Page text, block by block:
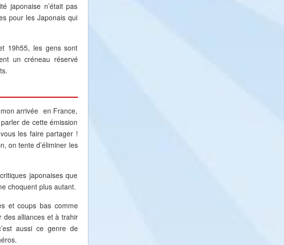
japonaise n’était pas
pour les Japonais qui
19h55, les gens sont
un créneau réservé
arrivée en France,
de cette émission
les faire partager !
on tente d’éliminer les
japonaises que
choquent plus autant.
et coups bas comme
des alliances et à trahir
aussi ce genre de